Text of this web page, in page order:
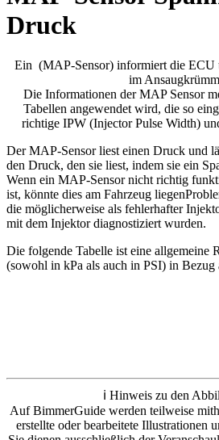
Druck
Ein (MAP-Sensor) informiert die ECU
im
Die Informationen der MAP Sensor
Tabellen angewendet wird, die so
richtige IPW (Injector Pulse Width)
Der MAP-Sensor liest einen Druck und
den Druck, den sie liest, indem sie ein
Wenn ein MAP-Sensor nicht richtig
ist, könnte dies am Fahrzeug
die möglicherweise als fehlerhafter
mit dem Injektor diagnostiziert wurden.
Die folgende Tabelle ist eine allgemeine
(sowohl in kPa als auch in PSI) in Bezug
ℹ️ Hinweis zu den
Auf BimmerGuide werden teilweise
erstellte oder bearbeitete Illustrationen